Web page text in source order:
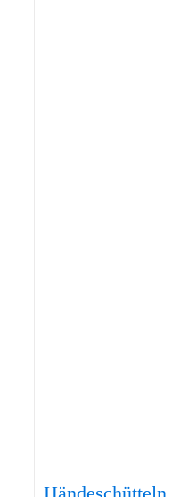
Händeschütteln